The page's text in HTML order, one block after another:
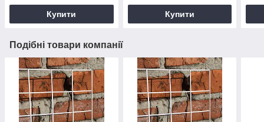
Купити Купити
Подібні товари компанії